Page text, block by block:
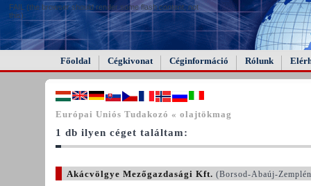
FAIL (the browser should render some flash content, not
this).
Főoldal Cégkivonat Céginformáció Rólunk
Európai Uniós Tudakozó « olajtökmag
1 db ilyen céget találtam:
Akácvölgye Mezőgazdasági Kft. (Borsod-Abaúj-